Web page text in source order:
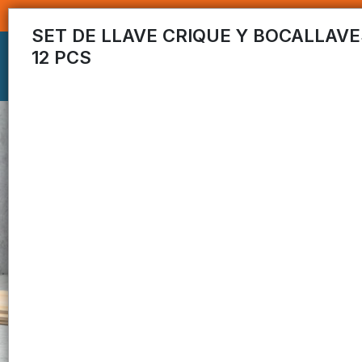
SET DE LLAVE CRIQUE Y
12 PCS